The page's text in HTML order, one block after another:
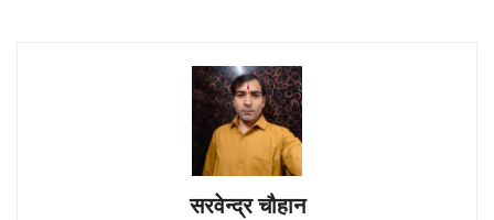
सरवेन्द्र चौहान